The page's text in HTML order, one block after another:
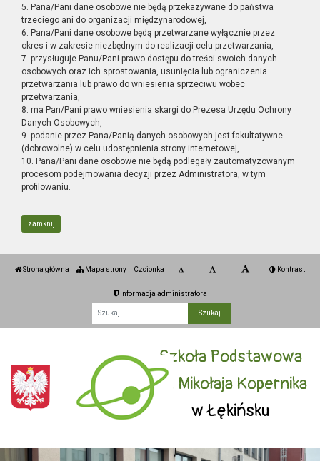
5. Pana/Pani dane osobowe nie będą przekazywane do państwa
trzeciego ani do organizacji międzynarodowej,
6. Pana/Pani dane osobowe będą przetwarzane wyłącznie przez
okres i w zakresie niezbędnym do realizacji celu przetwarzania,
7. przysługuje Panu/Pani prawo dostępu do treści swoich danych
osobowych oraz ich sprostowania, usunięcia lub ograniczenia
przetwarzania lub prawo do wniesienia sprzeciwu wobec
przetwarzania,
8. ma Pan/Pani prawo wniesienia skargi do Prezesa Urzędu Ochrony
Danych Osobowych,
9. podanie przez Pana/Panią danych osobowych jest fakultatywne
(dobrowolne) w celu udostępnienia strony internetowej,
10. Pana/Pani dane osobowe nie będą podlegały zautomatyzowanym
procesom podejmowania decyzji przez Administratora, w tym
profilowaniu.
zamknij
Strona główna Mapa strony Czcionka Kontrast
Informacja administratora
Szkoła Podstawowa
im. Mikołaja Kopernika
w Łękińsku